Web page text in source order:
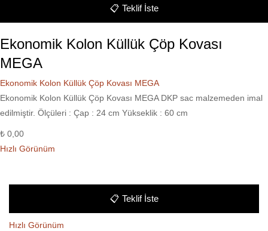
📋 Teklif İste
Ekonomik Kolon Küllük Çöp Kovası
MEGA
Ekonomik Kolon Küllük Çöp Kovası MEGA
Ekonomik Kolon Küllük Çöp Kovası MEGA DKP sac malzemeden imal
edilmiştir. Ölçüleri : Çap : 24 cm Yükseklik : 60 cm
₺ 0,00
Hızlı Görünüm
📋 Teklif İste
Hızlı Görünüm